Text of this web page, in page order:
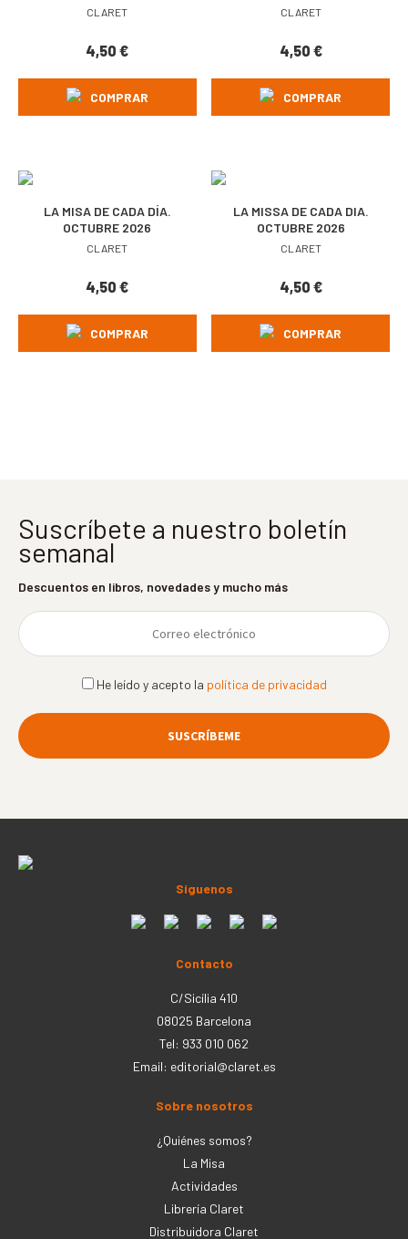
CLARET
4,50€
COMPRAR
CLARET
4,50 €
COMPRAR
LA MISA DE CADA DÍA.
OCTUBRE 2026
CLARET
4,50€
COMPRAR
LA MISSA DE CADA DIA.
OCTUBRE 2026
CLARET
4,50 €
COMPRAR
Suscríbete a nuestro boletín
semanal
Descuentos en libros, novedades y mucho más
He leído y acepto la política de privacidad
Síguenos
Contacto
C/Sicília 410
08025 Barcelona
Tel: 933 010 062
Email: editorial@claret.es
Sobre nosotros
¿Quiénes somos?
La Misa
Actividades
Librería Claret
Distribuidora Claret